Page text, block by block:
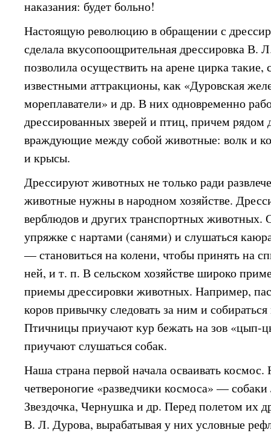
наказания: будет больно!
Настоящую революцию в обращении с
сделала вкусопоощрительная дрессировка В.
позволила осуществить на арене цирка
известными аттракционы, как «Дуровская
мореплаватели» и др. В них одновременно
дрессированных зверей и птиц, причем
враждующие между собой животные: волк и
и крысы.
Дрессируют животных не только ради
животные нужны в народном хозяйстве.
верблюдов и других транспортных животных.
упряжке с нартами (санями) и слушаться
— становиться на колени, чтобы принять на
ней, и т. п. В сельском хозяйстве широко
приемы дрессировки животных. Например,
коров привычку следовать за ним и
Птичницы приучают кур бежать на зов «цып-
приучают слушаться собак.
Наша страна первой начала осваивать
четвероногие «разведчики космоса» —
Звездочка, Чернушка и др. Перед полетом их
В. Л. Дурова, вырабатывая у них условные